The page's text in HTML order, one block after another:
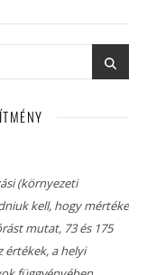
(környezeti
kell, hogy mértéke
mutat, 73 és 175
értékek, a helyi